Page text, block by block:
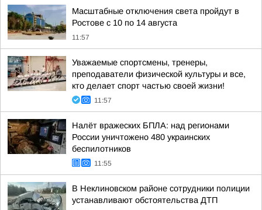
Масштабные отключения света пройдут в
Ростове с 10 по 14 августа
11:57
Уважаемые спортсмены, тренеры,
преподаватели физической культуры и все,
кто делает спорт частью своей жизни!
11:57
Налёт вражеских БПЛА: над регионами
России уничтожено 480 украинских
беспилотников
11:55
В Неклиновском районе сотрудники полиции
устанавливают обстоятельства ДТП